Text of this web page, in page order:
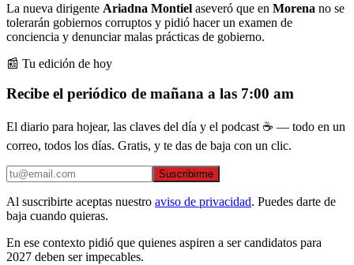
La nueva dirigente Ariadna Montiel aseveró que en Morena no se
tolerarán gobiernos corruptos y pidió hacer un examen de
conciencia y denunciar malas prácticas de gobierno.
📰 Tu edición de hoy
Recibe el periódico de mañana a las 7:00 am
El diario para hojear, las claves del día y el podcast ☕ — todo en un
correo, todos los días. Gratis, y te das de baja con un clic.
Suscribirme
Al suscribirte aceptas nuestro aviso de privacidad. Puedes darte de
baja cuando quieras.
En ese contexto pidió que quienes aspiren a ser candidatos para
2027 deben ser impecables.